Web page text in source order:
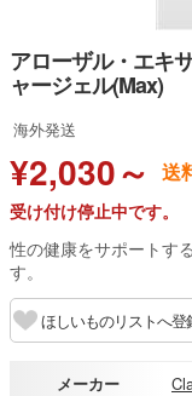
アローザル・エキ
ャージェル(Max)
海外発送
¥2,030～ 送
受け付け停止中です。
性の健康をサポートす
す。
ほしいものリストへ登
メーカー